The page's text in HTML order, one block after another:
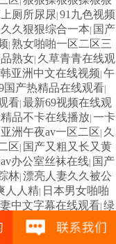
厕所尿尿 | 91九色视频
久狠狠综合一本| 国产
| 熟女啪啪一区二区三
熟女| 久草青青在线观
亚洲中文在线视频| 午
国产热精品在线观看|
看| 最新69视频在线观
品不卡在线播放| 一卡
亚洲午夜av一区二区| 久
区| 国产又粗又长又黄
办公室丝袜在线| 国产
林| 漂亮人妻久久被公
人人精| 日本男女啪啪
中文字幕在线观看| 绿
看 |久久久久久久久
| 免费在线一区二区视频